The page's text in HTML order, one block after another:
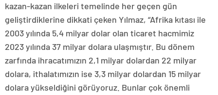
kazan-kazan ilkeleri temelinde her geçen gün
geliştirdiklerine dikkati çeken Yılmaz, “Afrika kıtası ile
2003 yılında 5,4 milyar dolar olan ticaret hacmimiz
2023 yılında 37 milyar dolara ulaşmıştır. Bu dönem
zarfında ihracatımızın 2,1 milyar dolardan 22 milyar
dolara, ithalatımızın ise 3,3 milyar dolardan 15 milyar
dolara yükseldiğini görüyoruz. Bunlar çok önemli